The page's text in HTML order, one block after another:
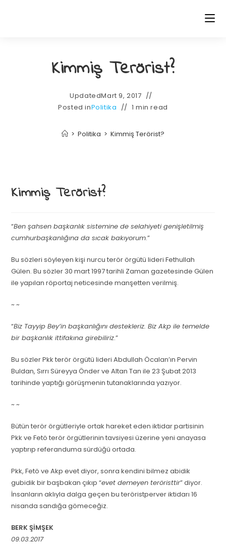
Kimmiş Terörist?
UpdatedMart 9, 2017
Posted inPolitika 1 min read
> Politika > Kimmiş Terörist?
Kimmiş Terörist?
“Ben şahsen başkanlık sistemine de selahiyeti genişletilmiş
cumhurbaşkanlığına da sıcak bakıyorum.”
Bu sözleri söyleyen kişi nurcu terör örgütü lideri Fethullah
Gülen. Bu sözler 30 mart 1997 tarihli Zaman gazetesinde Gülen
ile yapılan röportaj neticesinde manşetten verilmiş.
~ ~
“Biz Tayyip Bey’in başkanlığını destekleriz. Biz Akp ile temelde
bir başkanlık ittifakına girebiliriz.”
Bu sözler Pkk terör örgütü lideri Abdullah Öcalan’ın Pervin
Buldan, Sırrı Süreyya Önder ve Altan Tan ile 23 Şubat 2013
tarihinde yaptığı görüşmenin tutanaklarında yazıyor.
~ ~
Bütün terör örgütleriyle ortak hareket eden iktidar partisinin
Pkk ve Fetö terör örgütlerinin tavsiyesi üzerine yeni anayasa
yaptırıp referanduma sürdüğü ortada.
Pkk, Fetö ve Akp evet diyor, sonra kendini bilmez abidik
gubidik bir başbakan çıkıp “evet demeyen teröristtir” diyor.
İnsanların aklıyla dalga geçen bu teröristperver iktidarı 16
nisanda sandığa gömeceğiz.
BERK ŞİMŞEK
09.03.2017